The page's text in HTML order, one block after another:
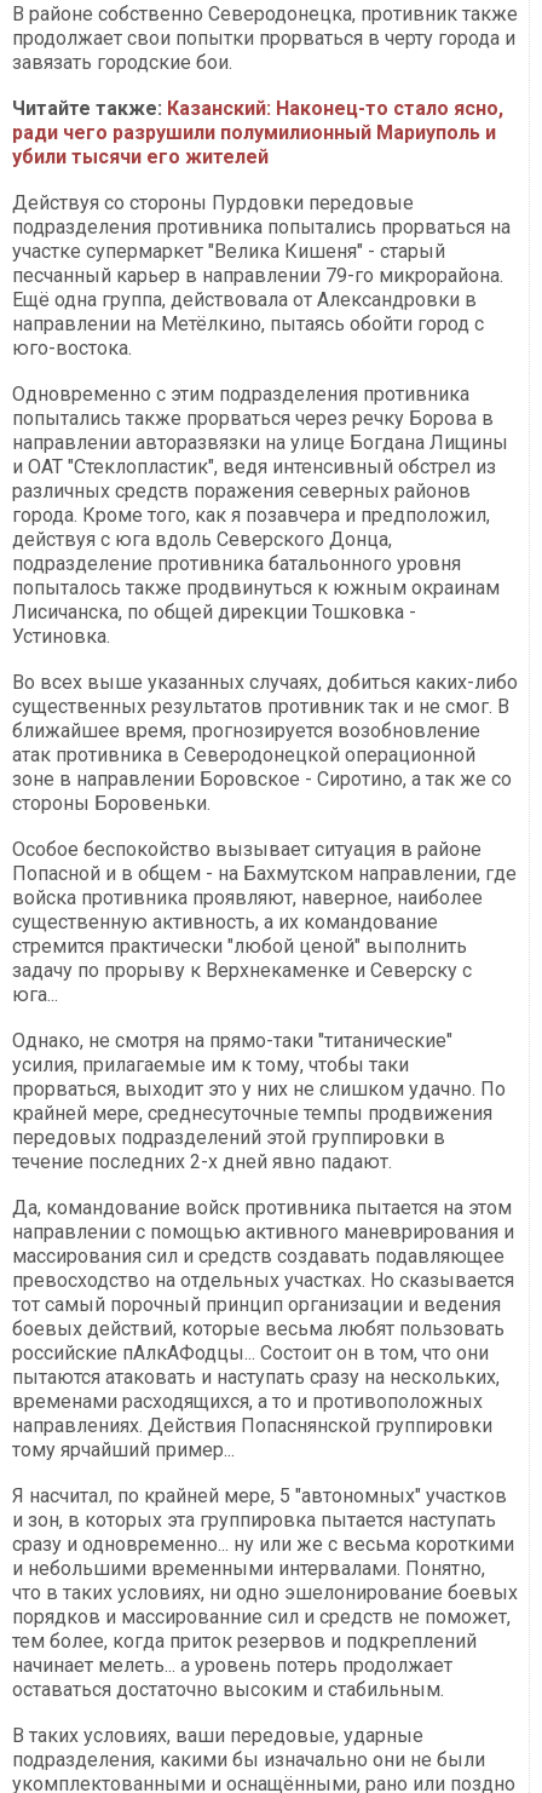
В районе собственно Северодонецка, противник также
продолжает свои попытки прорваться в черту города и
завязать городские бои.
Читайте также: Казанский: Наконец-то стало ясно,
ради чего разрушили полумилионный Мариуполь и
убили тысячи его жителей
Действуя со стороны Пурдовки передовые
подразделения противника попытались прорваться на
участке супермаркет "Велика Кишеня" - старый
песчанный карьер в направлении 79-го микрорайона.
Ещё одна группа, действовала от Александровки в
направлении на Метёлкино, пытаясь обойти город с
юго-востока.
Одновременно с этим подразделения противника
попытались также прорваться через речку Борова в
направлении авторазвязки на улице Богдана Лищины
и ОАТ "Стеклопластик", ведя интенсивный обстрел из
различных средств поражения северных районов
города. Кроме того, как я позавчера и предположил,
действуя с юга вдоль Северского Донца,
подразделение противника батальонного уровня
попыталось также продвинуться к южным окраинам
Лисичанска, по общей дирекции Тошковка -
Устиновка.
Во всех выше указанных случаях, добиться каких-либо
существенных результатов противник так и не смог. В
ближайшее время, прогнозируется возобновление
атак противника в Северодонецкой операционной
зоне в направлении Боровское - Сиротино, а так же со
стороны Боровеньки.
Особое беспокойство вызывает ситуация в районе
Попасной и в общем - на Бахмутском направлении, где
войска противника проявляют, наверное, наиболее
существенную активность, а их командование
стремится практически "любой ценой" выполнить
задачу по прорыву к Верхнекаменке и Северску с
юга...
Однако, не смотря на прямо-таки "титанические"
усилия, прилагаемые им к тому, чтобы таки
прорваться, выходит это у них не слишком удачно. По
крайней мере, среднесуточные темпы продвижения
передовых подразделений этой группировки в
течение последних 2-х дней явно падают.
Да, командование войск противника пытается на этом
направлении с помощью активного маневрирования и
массирования сил и средств создавать подавляющее
превосходство на отдельных участках. Но сказывается
тот самый порочный принцип организации и ведения
боевых действий, которые весьма любят пользовать
российские пАлкАФодцы... Состоит он в том, что они
пытаются атаковать и наступать сразу на нескольких,
временами расходящихся, а то и противоположных
направлениях. Действия Попаснянской группировки
тому ярчайший пример...
Я насчитал, по крайней мере, 5 "автономных" участков
и зон, в которых эта группировка пытается наступать
сразу и одновременно... ну или же с весьма короткими
и небольшими временными интервалами. Понятно,
что в таких условиях, ни одно эшелонирование боевых
порядков и массированние сил и средств не поможет,
тем более, когда приток резервов и подкреплений
начинает мелеть... а уровень потерь продолжает
оставаться достаточно высоким и стабильным.
В таких условиях, ваши передовые, ударные
подразделения, какими бы изначально они не были
укомплектованными и оснащёнными, рано или поздно